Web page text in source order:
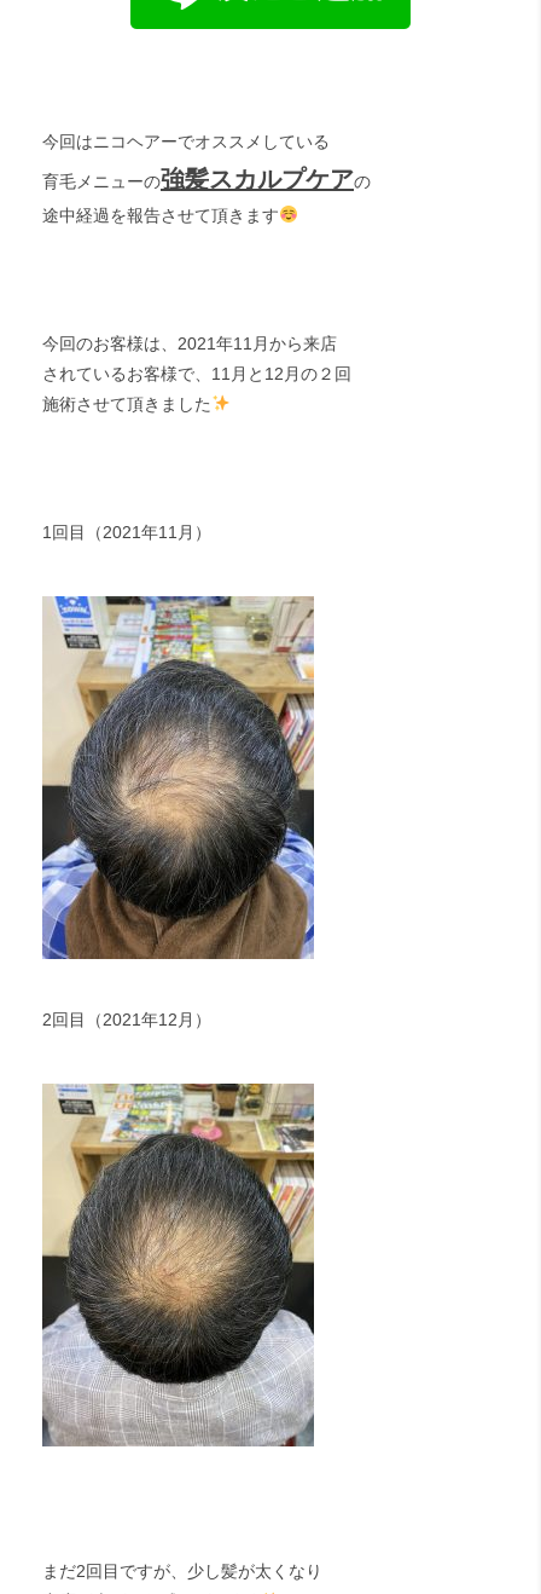
今回はニコヘアーでオススメしている
育毛メニューの強髪スカルプケアの
途中経過を報告させて頂きます
今回のお客様は、2021年11月から来店
されているお客様で、11月と12月の２回
施術させて頂きました
1回目（2021年11月）
2回目（2021年12月）
まだ2回目ですが、少し髪が太くなり